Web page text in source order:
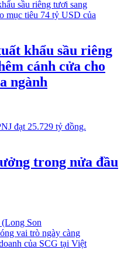
khẩu sầu riêng
cánh cửa cho
ngành
trong nửa đầu